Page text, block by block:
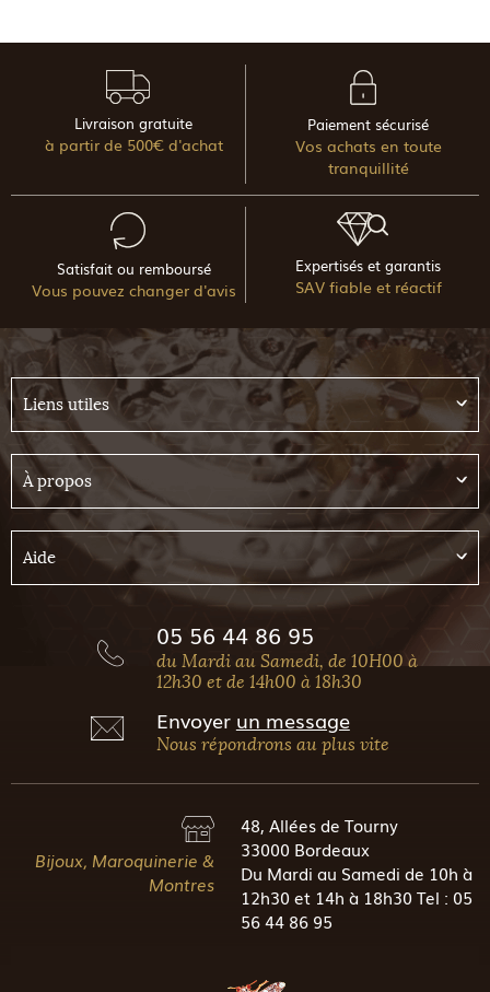
Livraison gratuite
à partir de 500€ d'achat
Paiement sécurisé
Vos achats en toute
tranquillité
Satisfait ou remboursé
Vous pouvez changer d'avis
Expertisés et garantis
SAV fiable et réactif
Liens utiles
À propos
Aide
05 56 44 86 95
du Mardi au Samedi, de 10H00 à
12h30 et de 14h00 à 18h30
Envoyer un message
Nous répondrons au plus vite
Bijoux, Maroquinerie &
Montres
48, Allées de Tourny
33000 Bordeaux
Du Mardi au Samedi de 10h à
12h30 et 14h à 18h30 Tel : 05
56 44 86 95